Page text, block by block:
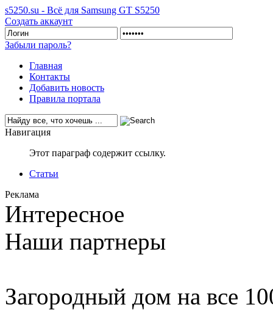
s5250.su - Всё для Samsung GT S5250
Создать аккаунт
Забыли пароль?
Главная
Контакты
Добавить новость
Правила портала
Навигация
Этот параграф содержит ссылку.
Статьи
Реклама
Интересное
Наши партнеры
Загородный дом на все